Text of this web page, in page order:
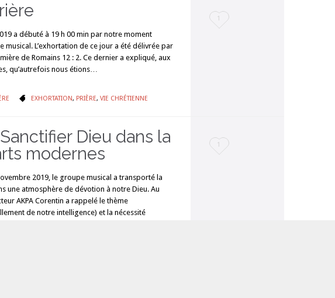
a débuté à 19 h 00 min par notre moment
musical. L’exhortation de ce jour a été délivrée par
de Romains 12 : 2. Ce dernier a expliqué, aux
qu’autrefois nous étions…
 CATÉGORIE
EXHORTATION, PRIÈRE, VIE CHRÉTIENNE
Love
1
Dieu dans la
modernes
2019, le groupe musical a transporté la
une atmosphère de dévotion à notre Dieu. Au
AKPA Corentin a rappelé le thème
de notre intelligence) et la nécessité
Love
1